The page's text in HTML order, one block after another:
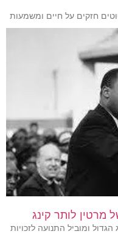
חזקים על חיים ומשמעות
מרטין לותר קינג
ומוביל התנועה לזכויות